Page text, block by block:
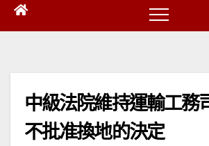
中級法院維持運輸工務
不批准換地的決定